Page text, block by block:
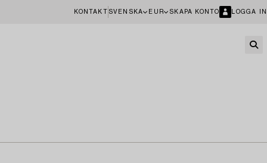
KONTAKT SVENSKA EUR SKAPA KONTO LOGGA IN